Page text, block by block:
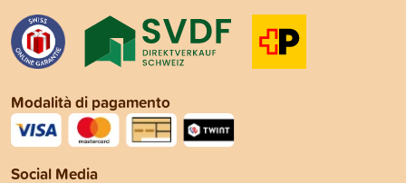
Modalità di pagamento
Social Media